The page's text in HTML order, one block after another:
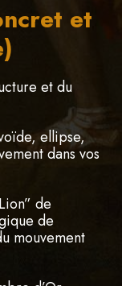
et
et du
ellipse,
dans vos
de
de
mouvement